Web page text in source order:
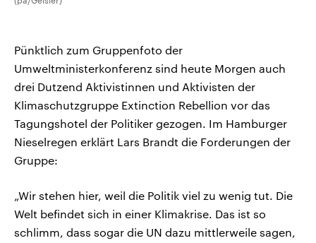
Pünktlich zum Gruppenfoto der
Umweltministerkonferenz sind heute Morgen auch
drei Dutzend Aktivistinnen und Aktivisten der
Klimaschutzgruppe Extinction Rebellion vor das
Tagungshotel der Politiker gezogen. Im Hamburger
Nieselregen erklärt Lars Brandt die Forderungen der
Gruppe:
„Wir stehen hier, weil die Politik viel zu wenig tut. Die
Welt befindet sich in einer Klimakrise. Das ist so
schlimm, dass sogar die UN dazu mittlerweile sagen,